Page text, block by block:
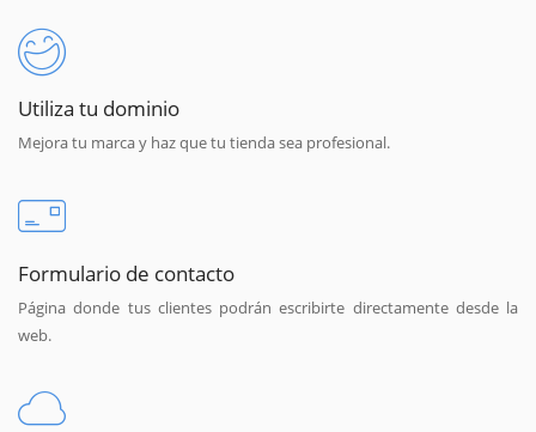
Utiliza tu dominio
Mejora tu marca y haz que tu tienda sea profesional.
Formulario de contacto
Página donde tus clientes podrán escribirte directamente desde la
web.